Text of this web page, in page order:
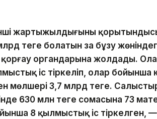
жартыжылдығының
теңге болатын заң бұзу
органдарына жолдады.
іс тіркеліп, олар бойынша
мөлшері 3,7 млрд теңге.
630 млн теңге сомасына 73
8 қылмыстық іс тіркелген, —